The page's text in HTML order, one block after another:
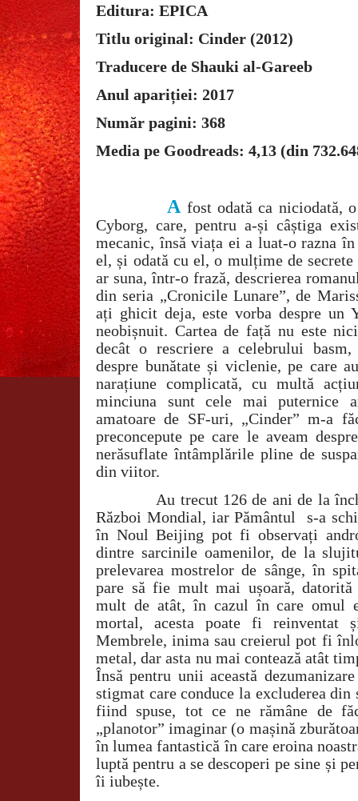
Editura: EPICA
Titlu original: Cinder (2012)
Traducere de Shauki al-Gareeb
Anul apariției: 2017
Număr pagini: 368
Media pe Goodreads: 4,13 (din
A fost odată ca niciodată,
Cyborg, care, pentru a-și câștiga
mecanic, însă viața ei a luat-o razna
el, și odată cu el, o mulțime de
ar suna, într-o frază, descrierea
din seria „Cronicile Lunare”, de
ați ghicit deja, este vorba despre un
neobișnuit. Cartea de față nu este
decât o rescriere a celebrului basm,
despre bunătate și viclenie, pe care
narațiune complicată, cu multă
minciuna sunt cele mai puternice
amatoare de SF-uri, „Cinder” m-a
preconcepute pe care le aveam
nerăsuflate întâmplările pline de
din viitor.
Au trecut 126 de ani de la
Război Mondial, iar Pământul
s-a
în Noul Beijing pot fi observați
dintre sarcinile oamenilor, de la
prelevarea mostrelor de sânge, în
pare să fie mult mai ușoară, datorită
mult de atât, în cazul în care omul
mortal, acesta poate fi reinventat
Membrele, inima sau creierul pot fi
metal, dar asta nu mai contează atât
Însă pentru unii această
stigmat care conduce la excluderea din
fiind spuse, tot ce ne rămâne de
„planotor” imaginar (o mașină
în lumea fantastică în care eroina
luptă pentru a se descoperi pe sine și
îi iubește.